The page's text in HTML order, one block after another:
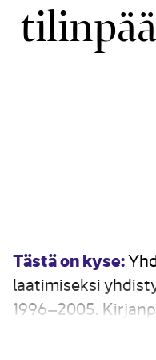
Tästä on kyse:
laatimiseksi
1996–2005.
mahdollisuutta